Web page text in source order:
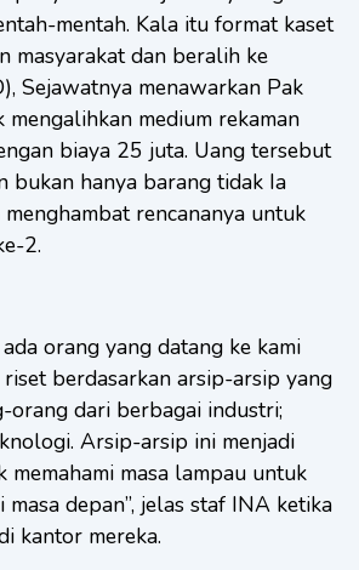
mentah. Kala itu format kaset
masyarakat dan beralih ke
Sejawatnya menawarkan Pak
mengalihkan medium rekaman
biaya 25 juta. Uang tersebut
bukan hanya barang tidak Ia
rencananya untuk
2.
orang yang datang ke kami
berdasarkan arsip-arsip yang
orang dari berbagai industri;
Arsip-arsip ini menjadi
masa lampau untuk
depan”, jelas staf INA ketika
kantor mereka.